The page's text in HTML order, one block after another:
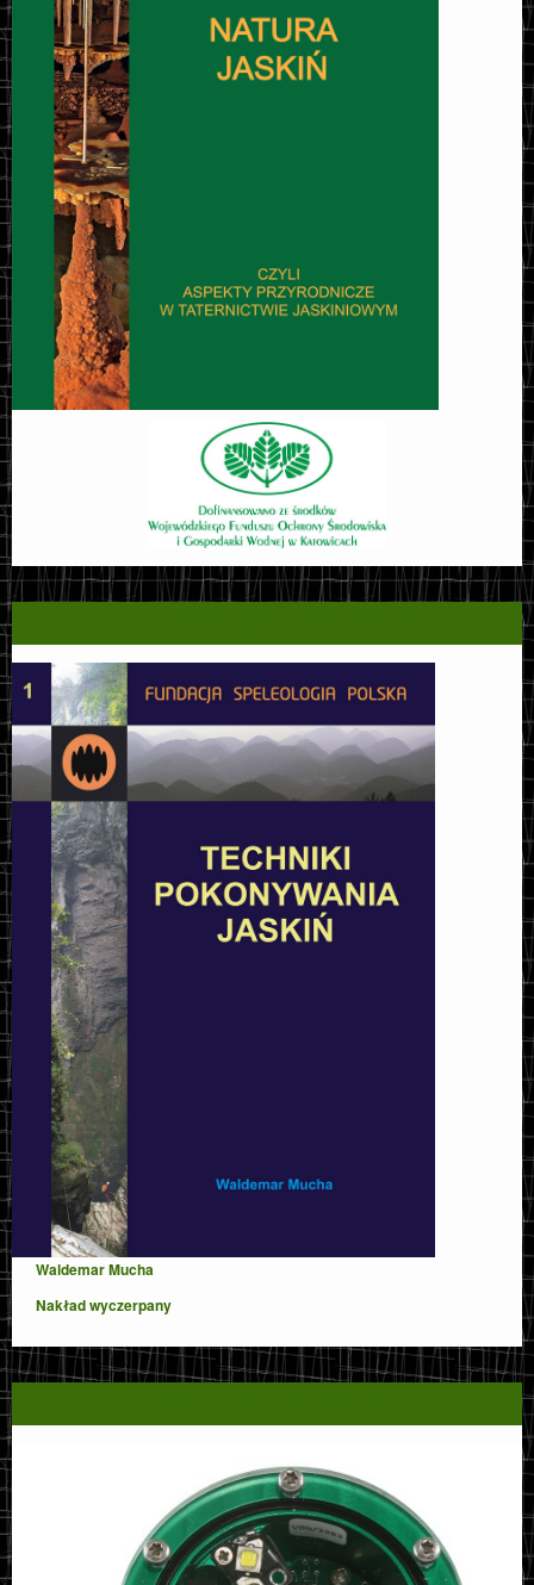
Waldemar Mucha
Nakład wyczerpany